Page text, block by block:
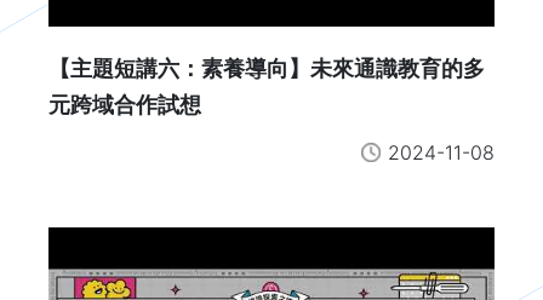
【主題短講六：素養導向】未來通識教育的多
元跨域合作試想
2024-11-08